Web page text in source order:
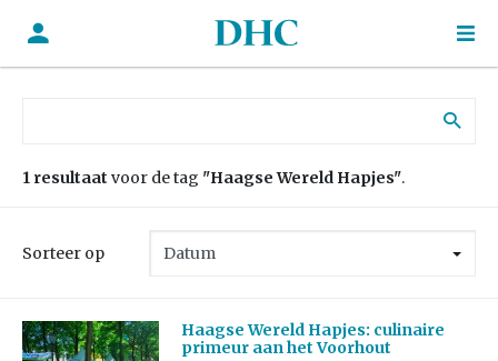
1 resultaat voor de tag "Haagse Wereld Hapjes".
Sorteer op
Haagse Wereld Hapjes: culinaire
primeur aan het Voorhout